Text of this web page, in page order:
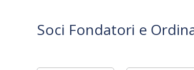
Soci Fondatori e